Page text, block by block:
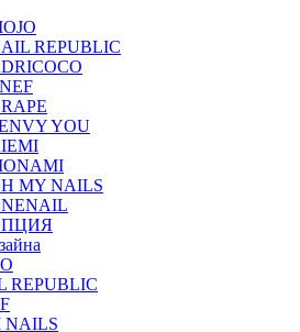
REPUBLIC
YOU
MY NAILS
REPUBLIC
NAILS